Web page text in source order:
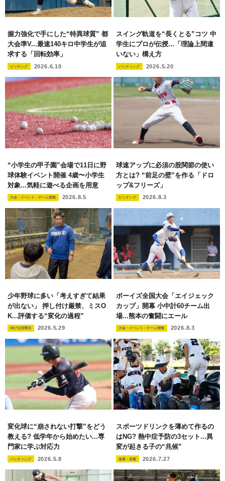
握力強化で手にした“特異球質” 都
大会準V...最速140キロ中学生が追
求する「回転効率」
ピッチング 2026.6.10
スイング軌道を“長くとる”コツ 中
学生にプロが伝授...「理論上間違
いない」構え方
バッティング 2026.5.20
“小学生の甲子園”会場で11日に野
球体験イベント開催 4歳〜小学生
対象...気軽に遊べる企画を用意
大会・イベント・チーム情報 2026.8.5
球速アップに必須の股関節の使い
方とは? “前足の壁”を作る「ドロ
ップ&フリーズ」
ピッチング 2026.8.3
少年野球に多い「考えすぎて結果
が出ない」 押し付け厳禁、ミスO
K...評価する“変化の過程”
伸びる指導法 2026.5.29
ボーイズ全国大会「エイジェック
カップ」開幕 小中計60チーム出
場...熊本の奮闘にエール
大会・イベント・チーム情報 2026.8.3
変化球に“崩されない打撃”をどう
教える? 低学年から始めたい...専
門家に学ぶ対応力
バッティング 2026.5.8
スポーツドリンクを薄めて作るの
はNG? 熱中症予防の3セット...異
変が起きる子の“兆候”
食事・栄養 2026.7.27